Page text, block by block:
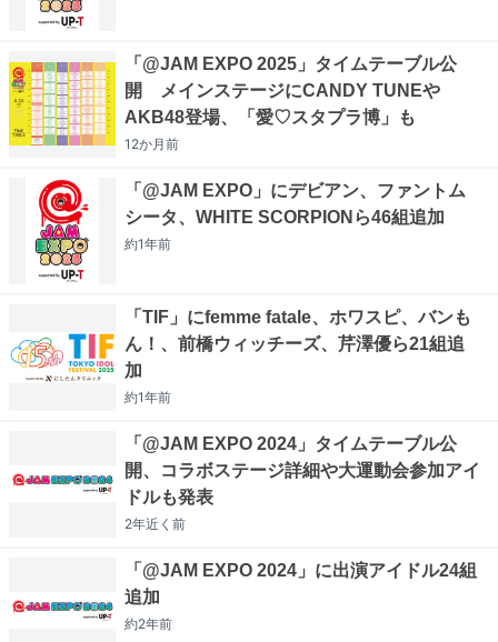
「@JAM EXPO 2025」タイムテーブル公
開 メインステージにCANDY TUNEや
AKB48登場、「愛♡スタプラ博」も
12か月前
「@JAM EXPO」にデビアン、ファントム
シータ、WHITE SCORPIONら46組追加
約1年前
「TIF」にfemme fatale、ホワスピ、バンも
ん！、前橋ウィッチーズ、芹澤優ら21組追
加
約1年前
「@JAM EXPO 2024」タイムテーブル公
開、コラボステージ詳細や大運動会参加アイ
ドルも発表
2年近く 前
「@JAM EXPO 2024」に出演アイドル24組
追加
約2年前